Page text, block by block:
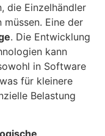
die Einzelhändler
Eine der
. Die Entwicklung
kann
in Software
für kleinere
Belastung